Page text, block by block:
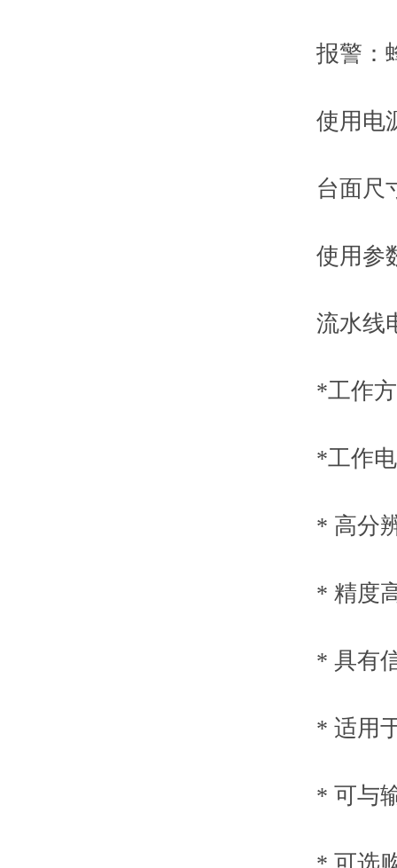
报警：蜂
使用电源
台面尺寸
使用参
流水线电
*工作方
*工作电压
* 高分辨
* 精度高
* 具有信
* 适用于
* 可与输